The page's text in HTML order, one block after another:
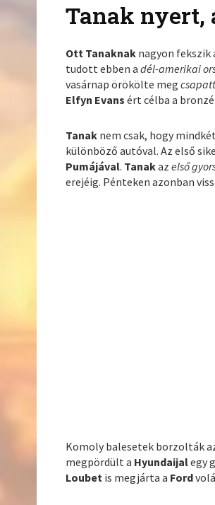
Tanak nyert,
Ott Tanaknak nagyon fekszik
tudott ebben adél-amerikai
vasárnap örökölte meg
Elfyn Evansért célba a
Tanak nem csak, hogy
különböző autóval. Az első
Pumájával. Tanakazelső
erejéig. Pénteken azonban
Komoly balesetek borzolták
megpördült a Hyundaijalegy
Loubet is megjárta a Ford